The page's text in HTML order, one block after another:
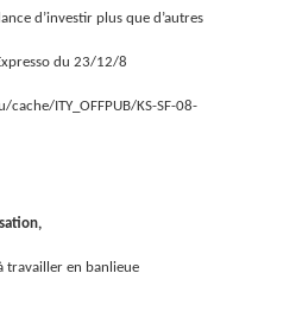
d’investir plus que d’autres
du 23/12/8
ITY_OFFPUB/KS-SF-08-
travailler en banlieue